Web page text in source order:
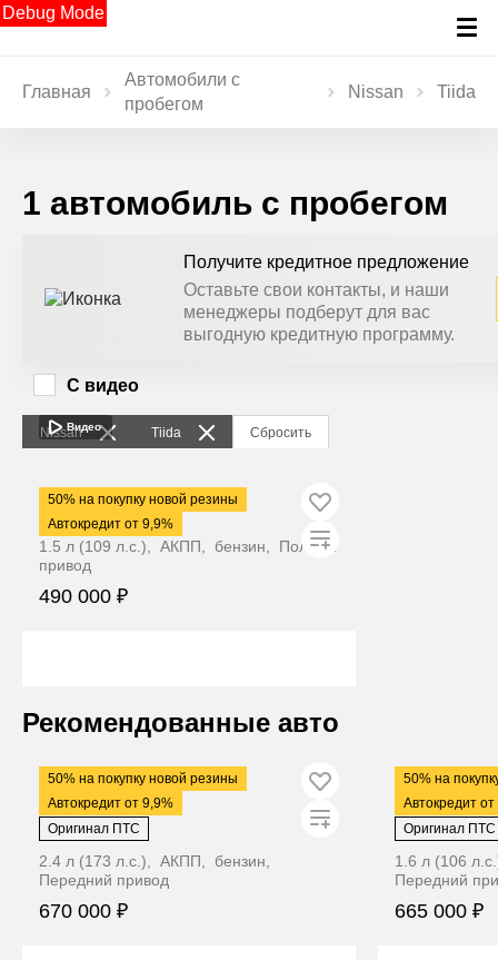
Debug Mode
Главная
Автомобили с
пробегом
Nissan Tiida
1 автомобиль с пробегом
Получите кредитное предложение
Оставьте свои контакты, и наши
менеджеры подберут для вас
выгодную кредитную программу.
Nissan Tiida Сбросить
С видео
50% на покупку новой резины
Автокредит от 9,9%
Видео
2005·303 259 км
Nissan Tiida
1.5 л (109 л.с.), АКПП, бензин, Полный
привод
490 000 ₽
Рекомендованные авто
50% на покупку новой резины
Автокредит от 9,9%
2007·218 482 км
Nissan Teana
Оригинал ПТС
2.4 л (173 л.с.), АКПП, бензин,
Передний привод
670 000 ₽
50% на
Автокредит
2011·280 000
Renault
Оригинал ПТС
1.6 л (106
Передний
665 000 ₽